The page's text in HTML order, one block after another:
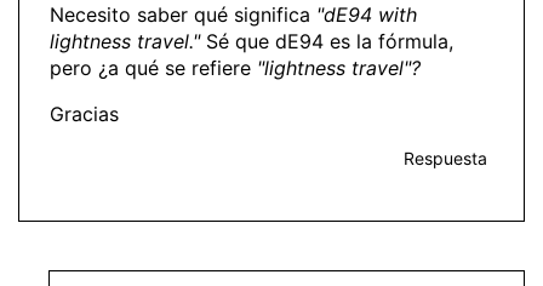
Necesito saber qué significa "dE94 with
lightness travel."Sé que dE94 es la fórmula,
pero ¿a qué se refiere "lightness travel"?
Gracias
Respuesta